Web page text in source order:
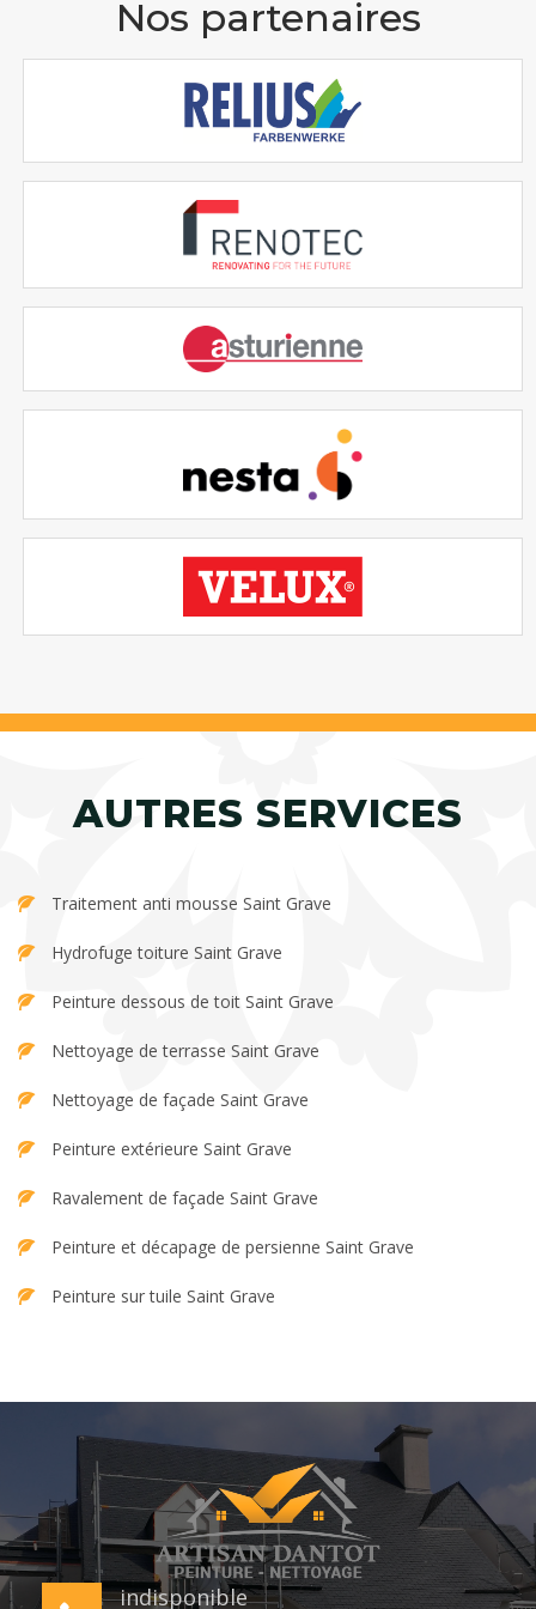
Nos partenaires
AUTRES SERVICES
Traitement anti mousse Saint Grave
Hydrofuge toiture Saint Grave
Peinture dessous de toit Saint Grave
Nettoyage de terrasse Saint Grave
Nettoyage de façade Saint Grave
Peinture extérieure Saint Grave
Ravalement de façade Saint Grave
Peinture et décapage de persienne Saint Grave
Peinture sur tuile Saint Grave
indisponible